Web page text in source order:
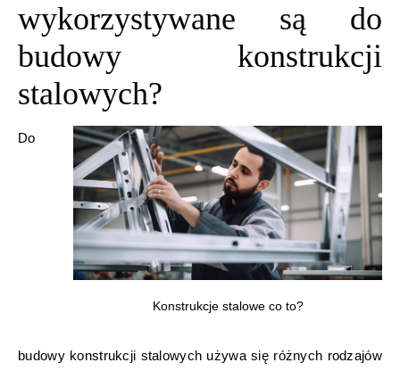
wykorzystywane są do
budowy konstrukcji
stalowych?
Konstrukcje stalowe co to?
Do
budowy konstrukcji stalowych używa się różnych rodzajów